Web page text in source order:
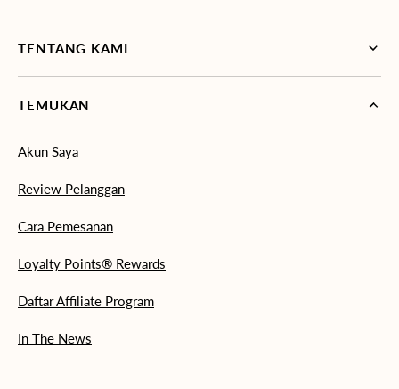
TENTANG KAMI
TEMUKAN
Akun Saya
Review Pelanggan
Cara Pemesanan
Loyalty Points® Rewards
Daftar Affiliate Program
In The News